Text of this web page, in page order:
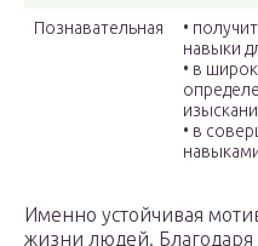
Познавательная
•
навыки
• в
• в
Именно устойчивая
жизни людей. Благодаря